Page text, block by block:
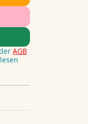
AGB